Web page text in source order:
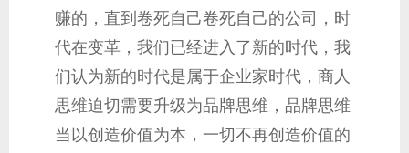
赚的，直到卷死自己卷死自己的公司，时
代在变革，我们已经进入了新的时代，我
们认为新的时代是属于企业家时代，商人
思维迫切需要升级为品牌思维，品牌思维
当以创造价值为本，一切不再创造价值的